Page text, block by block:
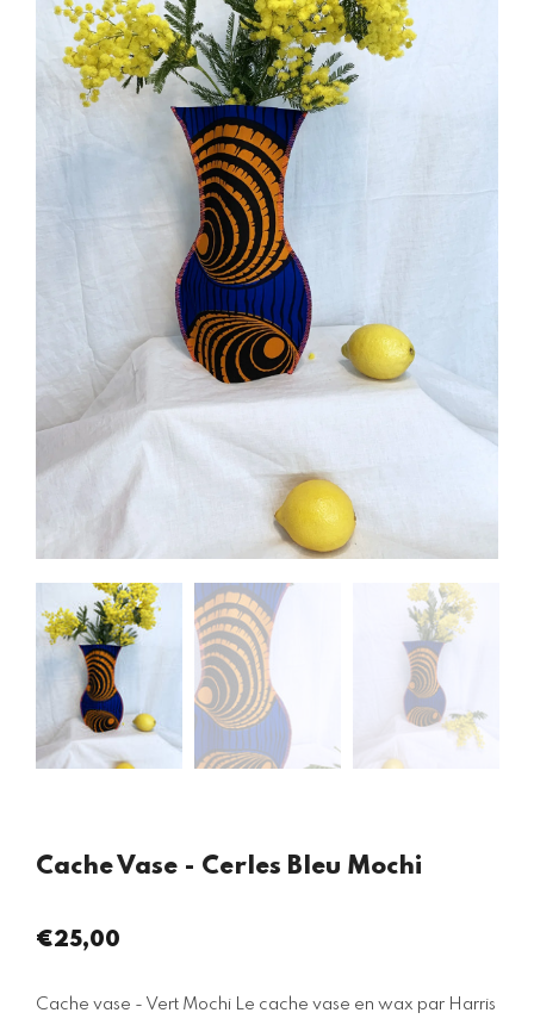
Cache Vase - Cerles Bleu Mochi
Prix
€25,00
Cache vase - Vert Mochi Le cache vase en wax par Harris